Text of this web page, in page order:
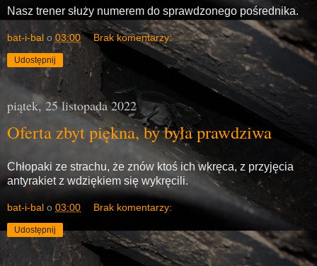
Nasz trener służy numerem do sprawdzonego pośrednika.
bat-i-bal o03:00 Brak komentarzy:
Udostępnij
piątek, 25 listopada 2022
Oferta zbyt piękna, by była prawdziwa
Chłopaki ze strachu, że znów ktoś ich wkręca, z przyjęcia
antyrakiet z wdziękiem się wykręcili.
bat-i-bal o 03:00 Brak komentarzy:
Udostępnij